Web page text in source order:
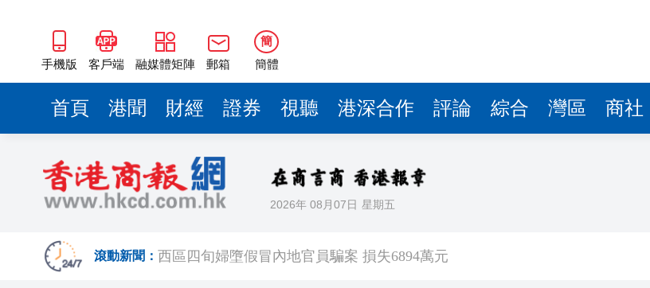
手機版 客戶端 融媒體矩陣 郵箱
簡
簡體
首頁 港聞 財經 證券 視聽 港深合作 評論 綜合 灣區 商社
2026年 08月07日 星期五
滾動新聞：